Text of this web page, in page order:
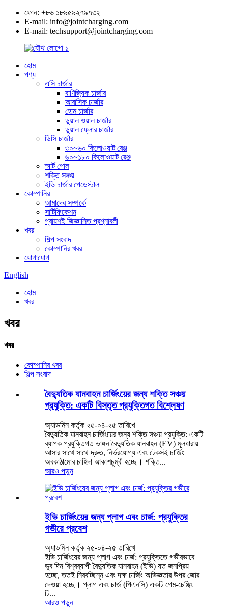
ফোন: +৮৬ ১৮৯৫৯২৭৯৭৩২
E-mail: info@jointcharging.com
E-mail: techsupport@jointcharging.com
হোম
পণ্য
এসি চার্জার
বাণিজ্যিক চার্জার
আবাসিক চার্জার
হোম চার্জার
ডুয়াল ওয়াল চার্জার
ডুয়াল ফ্লোর চার্জার
ডিসি চার্জার
৩০~৬০ কিলোওয়াট রেঞ্জ
৬০~১৮০ কিলোওয়াট রেঞ্জ
স্মার্ট পোল
শক্তি সঞ্চয়
ইভি চার্জার পেডেস্টাল
কোম্পানির
আমাদের সম্পর্কে
সার্টিফিকেশন
প্রায়শই জিজ্ঞাসিত প্রশ্নাবলী
খবর
শিল্প সংবাদ
কোম্পানির খবর
যোগাযোগ
English
হোম
খবর
খবর
খবর
কোম্পানির খবর
শিল্প সংবাদ
বৈদ্যুতিক যানবাহন চার্জিংয়ের জন্য শক্তি সঞ্চয়
প্রযুক্তি: একটি বিস্তৃত প্রযুক্তিগত বিশ্লেষণ
অ্যাডমিন কর্তৃক ২৫-০৪-২৫ তারিখে
বৈদ্যুতিক যানবাহন চার্জিংয়ের জন্য শক্তি সঞ্চয় প্রযুক্তি: একটি
ব্যাপক প্রযুক্তিগত ভাঙ্গন বৈদ্যুতিক যানবাহন (EV) মূলধারায়
আসার সাথে সাথে দ্রুত, নির্ভরযোগ্য এবং টেকসই চার্জিং
অবকাঠামোর চাহিদা আকাশচুম্বী হচ্ছে। শক্তি...
আরও পড়ুন
ইভি চার্জিংয়ের জন্য প্লাগ এবং চার্জ: প্রযুক্তির
গভীরে প্রবেশ
অ্যাডমিন কর্তৃক ২৫-০৪-২৫ তারিখে
ইভি চার্জিংয়ের জন্য প্লাগ এবং চার্জ: প্রযুক্তিতে গভীরভাবে
ডুব দিন বিশ্বব্যাপী বৈদ্যুতিক যানবাহন (ইভি) যত জনপ্রিয়
হচ্ছে, ততই নিরবচ্ছিন্ন এবং দক্ষ চার্জিং অভিজ্ঞতার উপর জোর
দেওয়া হচ্ছে। প্লাগ এবং চার্জ (পিএনসি) একটি গেম-চেঞ্জিং
টি...
আরও পড়ুন